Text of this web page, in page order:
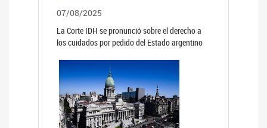
07/08/2025
La Corte IDH se pronunció sobre el derecho a
los cuidados por pedido del Estado argentino